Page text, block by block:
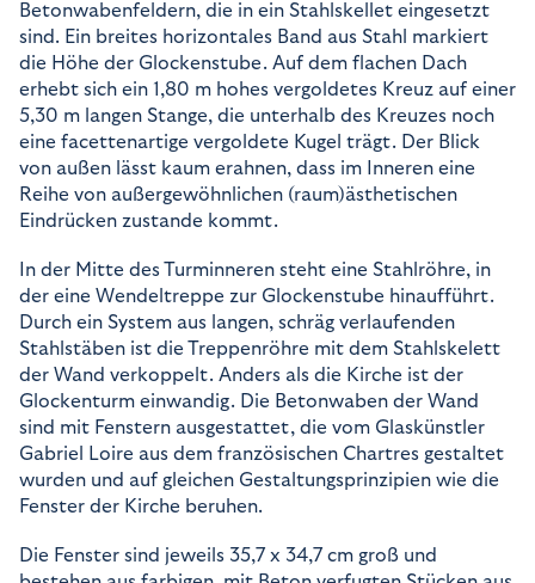
Betonwabenfeldern, die in ein Stahlskellet eingesetzt
sind. Ein breites horizontales Band aus Stahl markiert
die Höhe der Glockenstube. Auf dem flachen Dach
erhebt sich ein 1,80 m hohes vergoldetes Kreuz auf einer
5,30 m langen Stange, die unterhalb des Kreuzes noch
eine facettenartige vergoldete Kugel trägt. Der Blick
von außen lässt kaum erahnen, dass im Inneren eine
Reihe von außergewöhnlichen (raum)ästhetischen
Eindrücken zustande kommt.
In der Mitte des Turminneren steht eine Stahlröhre, in
der eine Wendeltreppe zur Glockenstube hinaufführt.
Durch ein System aus langen, schräg verlaufenden
Stahlstäben ist die Treppenröhre mit dem Stahlskelett
der Wand verkoppelt. Anders als die Kirche ist der
Glockenturm einwandig. Die Betonwaben der Wand
sind mit Fenstern ausgestattet, die vom Glaskünstler
Gabriel Loire aus dem französischen Chartres gestaltet
wurden und auf gleichen Gestaltungsprinzipien wie die
Fenster der Kirche beruhen.
Die Fenster sind jeweils 35,7 x 34,7 cm groß und
Cookie Laufzeit:
1 Jahr
TRACKING
Tracking Cookies erfassen Informationen anonym.
Diese Informationen helfen uns zu verstehen, wie
unsere Besucher unsere Website nutzen.
Google Analytics
_ga, _gid, _gat_gtag_
Anbieter:
Google
Zweck:
2 Jahre